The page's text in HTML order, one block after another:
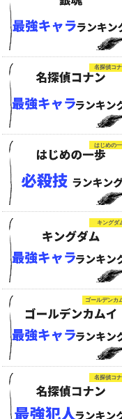
名探偵コ
はじめの
キングダ
ゴールデンカ
名探偵コ